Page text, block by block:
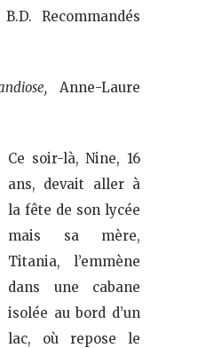
Recommandés
Anne-Laure
Ce soir-là, Nine, 16
ans, devait aller à
la fête de son lycée
mais sa mère,
Titania, l’emmène
dans une cabane
isolée au bord d’un
lac, où repose le